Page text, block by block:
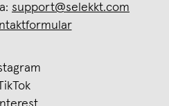
support@selekkt.com